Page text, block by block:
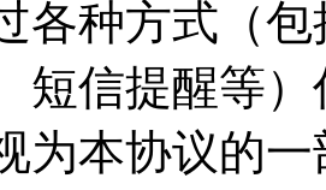
各种方式（
短信提醒等
为本协议的